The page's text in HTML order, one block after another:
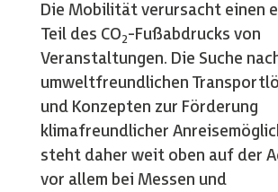
Die Mobilität verursacht einen
Teil des CO2-Fußabdrucks von
Veranstaltungen. Die Suche
umweltfreundlichen
und Konzepten zur Förderung
klimafreundlicher
steht daher weit oben auf der
vor allem bei Messen und